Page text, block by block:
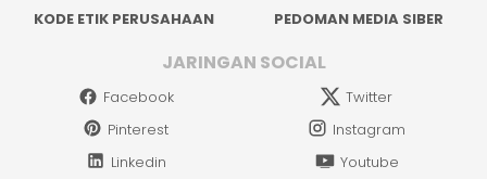
KODE ETIK PERUSAHAAN
PEDOMAN MEDIA SIBER
JARINGAN SOCIAL
Facebook
Twitter
Pinterest
Instagram
Linkedin
Youtube